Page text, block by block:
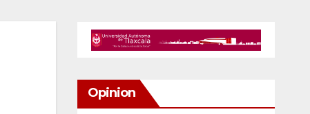
Opinion